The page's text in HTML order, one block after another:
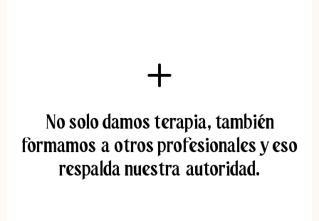
No solo damos terapia, también
formamos a otros profesionales y eso
respalda nuestra autoridad.